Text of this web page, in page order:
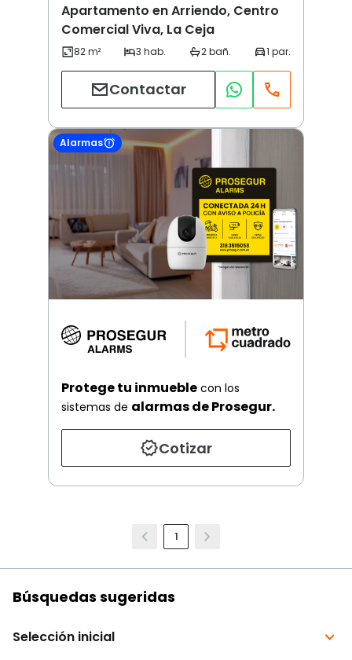
Apartamento en Arriendo, Centro
Comercial Viva, La Ceja
Contactar
Alarmas
Protege tu inmueble con los
sistemas de alarmas de Prosegur.
Cotizar
1